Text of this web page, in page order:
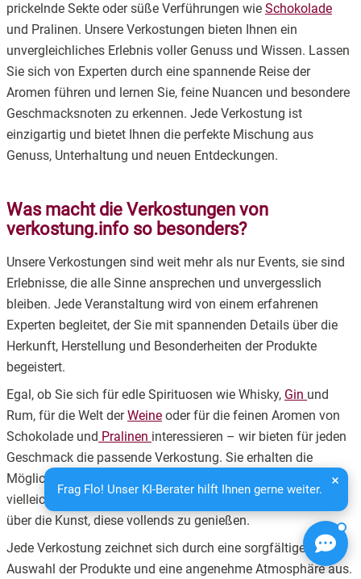
3. Wie löse ich meinen Gutschein ein?
prickelnde Sekte oder süße Verführungen wie Schokolade
und Pralinen. Unsere Verkostungen bieten Ihnen ein
unvergleichliches Erlebnis voller Genuss und Wissen. Lassen
Sie sich von Experten durch eine spannende Reise der
Aromen führen und lernen Sie, feine Nuancen und besondere
Geschmacksnoten zu erkennen. Jede Verkostung ist
einzigartig und bietet Ihnen die perfekte Mischung aus
Genuss, Unterhaltung und neuen Entdeckungen.
Was macht die Verkostungen von
verkostung.info so besonders?
Unsere Verkostungen sind weit mehr als nur Events, sie sind
Erlebnisse, die alle Sinne ansprechen und unvergesslich
bleiben. Jede Veranstaltung wird von einem erfahrenen
Experten begleitet, der Sie mit spannenden Details über die
Herkunft, Herstellung und Besonderheiten der Produkte
begeistert.
Egal, ob Sie sich für edle Spirituosen wie Whisky, Gin und
Rum, für die Welt derWeine oder für die feinen Aromen von
Schokolade und Pralinen interessieren – wir bieten für jeden
Geschmack die passende Verkostung. Sie erhalten die
Möglichkeit, exklusive Produkte zu probieren, die Sie so
vielleicht noch nie gekostet haben, und lernen dabei mehr
über die Kunst, diese vollends zu genießen.
Jede Verkostung zeichnet sich durch eine sorgfältige
Auswahl der Produkte und eine angenehme Atmosphäre aus.
Frag Flo! Unser KI-Berater hilft Ihnen gerne weiter.